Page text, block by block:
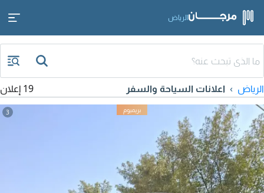
الرياض
الرياض اعلانات السياحة والسفر 19 إعلان
3